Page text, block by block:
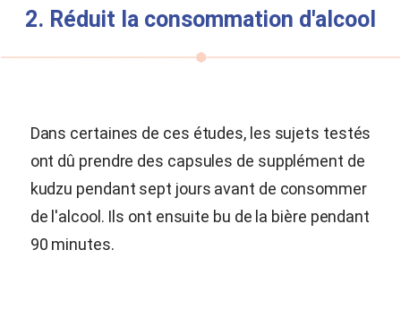
2. Réduit la consommation d'alcool
Dans certaines de ces études, les sujets testés
ont dû prendre des capsules de supplément de
kudzu pendant sept jours avant de consommer
de l'alcool. Ils ont ensuite bu de la bière pendant
90 minutes.